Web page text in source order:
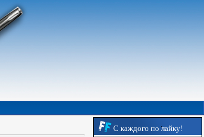
С каждого по лайку!